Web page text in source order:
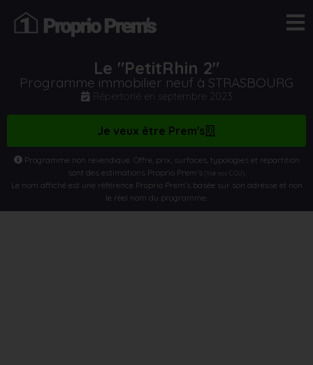
Le "PetitRhin 2"
Programme immobilier neuf à STRASBOURG
Répertorié en septembre 2023
Je veux être Prem's
Programme non revendiqué. Offre, prix, surfaces, typologies et répartition
sont des estimations Proprio Prem’s(Voir nos CGU)
Le nom affiché est une référence Proprio Prem’s basée sur son adresse et non
le réel nom du programme.